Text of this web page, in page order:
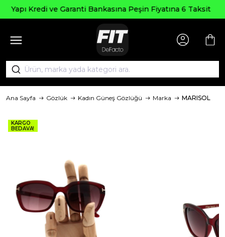
Peşin Fiyatına 6 Taksit
Ana Sayfa Gözlük Kadın Güneş Gözlüğü Marka MARISOL
KARGO
BEDAVA!